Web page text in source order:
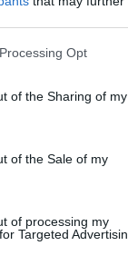
Opt
of the Sharing of my
of the Sale of my
of processing my
Targeted
σε αυτόν
της συγκατάθεσης,
και δυνατότητες.